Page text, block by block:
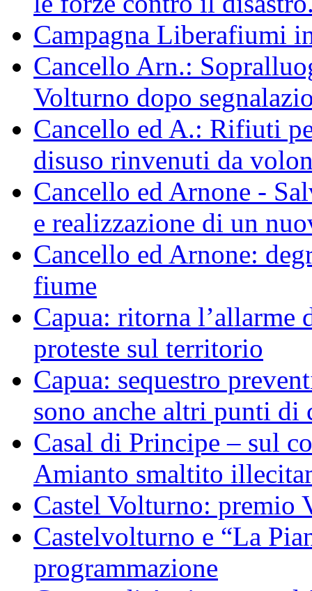
Campagna Liberafiumi
Cancello Arn.:
Volturno dopo
Cancello ed A.: Rifiuti
disuso rinvenuti da
Cancello ed Arnone -
e realizzazione di un
Cancello ed Arnone:
fiume
Capua: ritorna l’allarme
proteste sul territorio
Capua: sequestro
sono anche altri punti di
Casal di Principe – sul
Amianto smaltito
Castel Volturno: premio
Castelvolturno e “La
programmazione